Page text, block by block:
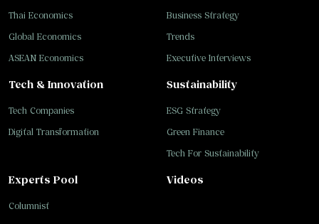
Business Strategy
Trends
Executive Interviews
Tech & Innovation
Tech Companies
Digital Transformation
Sustainability
ESG Strategy
Green Finance
Tech For Sustainability
Thai Economics
Global Economics
ASEAN Economics
Experts Pool
Columnist
Videos